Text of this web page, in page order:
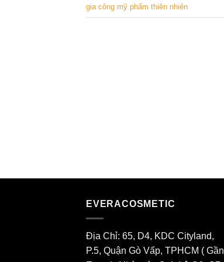
gia công mỹ phẩm thiên nhiên
EVERACOSMETIC
Địa Chỉ: 65, D4, KDC Cityland,
P.5, Quận Gò Vấp, TPHCM ( Gần